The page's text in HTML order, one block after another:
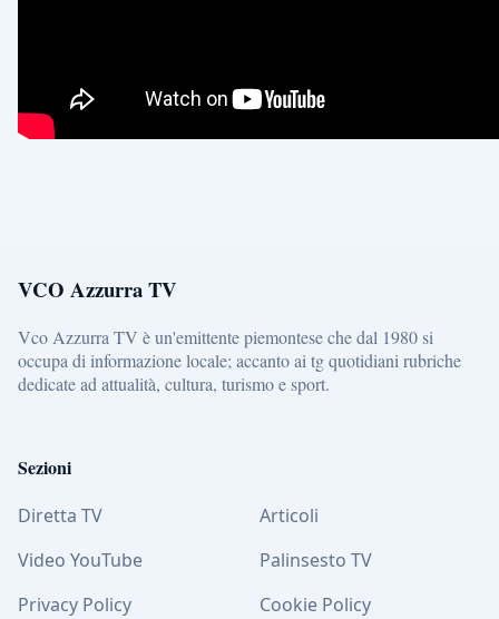
VCO Azzurra TV
Vco Azzurra TV è un'emittente piemontese che dal 1980 si
occupa di informazione locale; accanto ai tg quotidiani rubriche
dedicate ad attualità, cultura, turismo e sport.
Sezioni
Diretta TV
Articoli
Video YouTube
Palinsesto TV
Privacy Policy
Cookie Policy